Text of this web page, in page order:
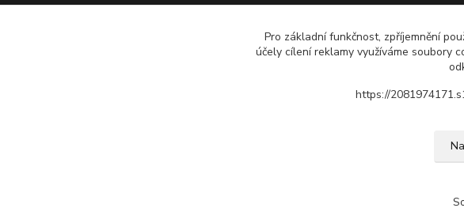
Doprava a platba
Pro základní funkčnost, zpříjemnění
účely cílení reklamy využíváme soubory
https://